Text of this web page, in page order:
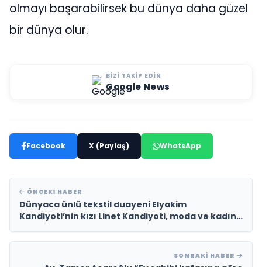
olmayı başarabilirsek bu dünya daha güzel
bir dünya olur.
BIZI TAKIP EDIN
Google News
Facebook X (Paylaş) WhatsApp
ÖNCEKI HABER
Dünyaca ünlü tekstil duayeni Elyakim
Kandiyoti’nin kızı Linet Kandiyoti, moda ve kadın
SONRAKI HABER